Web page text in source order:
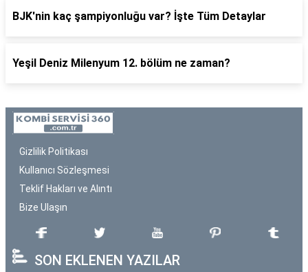
BJK'nin kaç şampiyonluğu var? İşte Tüm Detaylar
Yeşil Deniz Milenyum 12. bölüm ne zaman?
Gizlilik Politikası
Kullanıcı Sözleşmesi
Teklif Hakları ve Alıntı
Bize Ulaşın
SON EKLENEN YAZILAR